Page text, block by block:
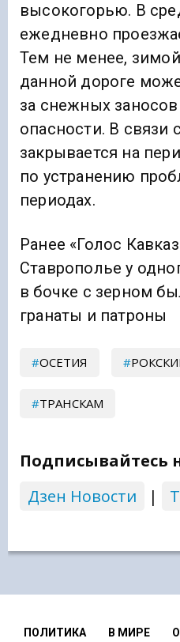
высокогорью. В
ежедневно
Тем не менее,
данной дороге
за снежных
опасности. В связи
закрывается на
по устранению
периодах.
Ранее «Голос
Ставрополье у
в бочке с зерном
гранаты и патроны
ОСЕТИЯ
ТРАНСКАМ
Подписывайтесь
Дзен Новости
|
ПОЛИТИКА В МИРЕ